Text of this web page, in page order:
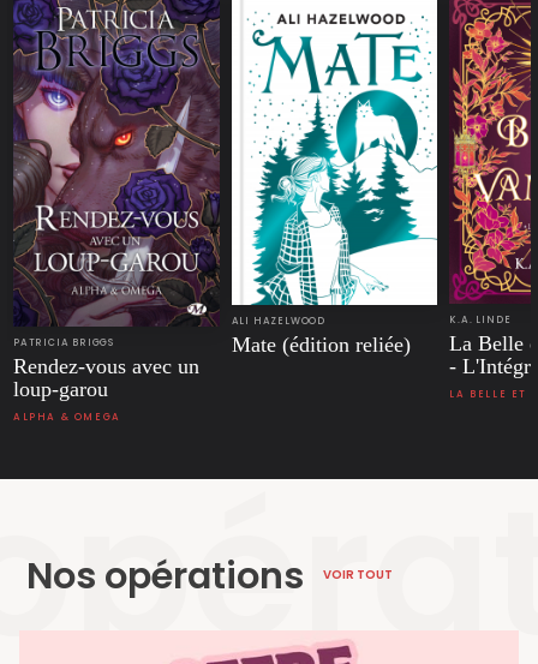
PATRICIA BRIGGS
Rendez-vous avec un
loup-garou
ALPHA & OMEGA
ALI HAZELWOOD
Mate (édition reliée)
K.A. LINDE
La Belle
-
LA BELLE ET
Nos opérations VOIR TOUT